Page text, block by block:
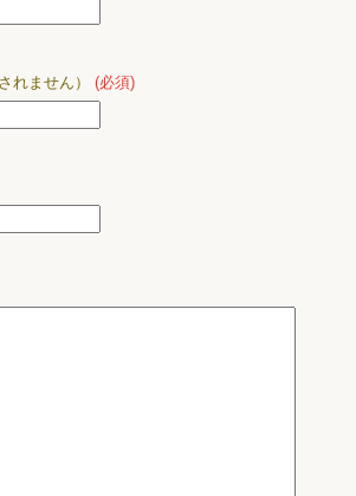
れません） (必須)